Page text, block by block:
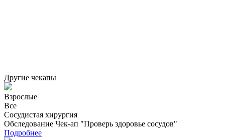
Другие чекапы
Взрослые
Все
Сосудистая хирургия
Обследование Чек-ап "Проверь здоровье сосудов"
Подробнее